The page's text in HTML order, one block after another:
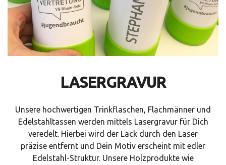
LASERGRAVUR
Unsere hochwertigen Trinkflaschen, Flachmänner und
Edelstahltassen werden mittels Lasergravur für Dich
veredelt. Hierbei wird der Lack durch den Laser
präzise entfernt und Dein Motiv erscheint mit edler
Edelstahl-Struktur. Unsere Holzprodukte wie